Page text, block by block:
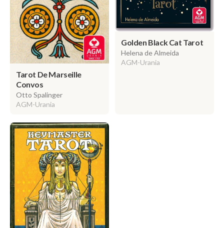
Tarot De Marseille
Convos
Otto Spalinger
AGM-Urania
Golden Black Cat Tarot
Helena de Almeida
AGM-Urania